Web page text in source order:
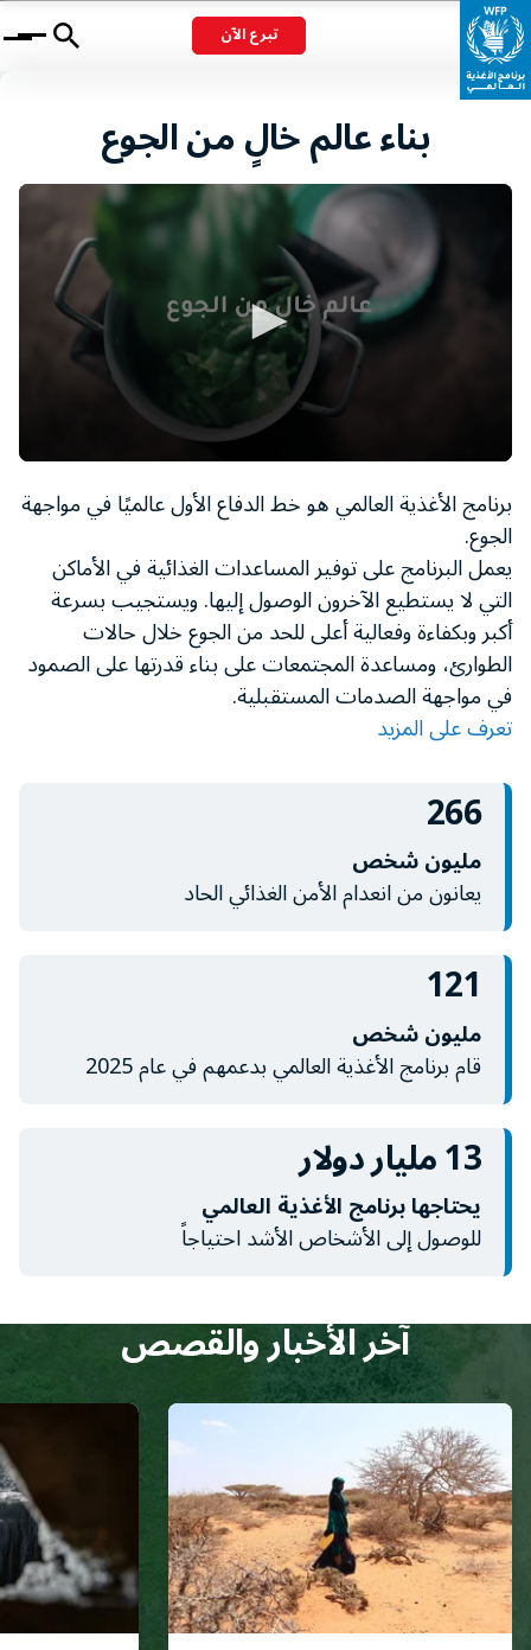
تبرع الآن Menu
بناء عالم خالٍ من الجوع
of
seconds
برنامج الأغذية العالمي هو خط الدفاع الأول عالميًا في مواجهة
الجوع.
يعمل البرنامج على توفير المساعدات الغذائية في الأماكن
التي لا يستطيع الآخرون الوصول إليها. ويستجيب بسرعة
أكبر وبكفاءة وفعالية أعلى للحد من الجوع خلال حالات
الطوارئ، ومساعدة المجتمعات على بناء قدرتها على الصمود
في مواجهة الصدمات المستقبلية.
تعرف على المزيد
266
مليون شخص
يعانون من انعدام الأمن الغذائي الحاد
121
مليون شخص
قام برنامج الأغذية العالمي بدعمهم في عام 2025
13 مليار دولار
يحتاجها برنامج الأغذية العالمي
للوصول إلى الأشخاص الأشد احتياجاً
آخر الأخبار والقصص